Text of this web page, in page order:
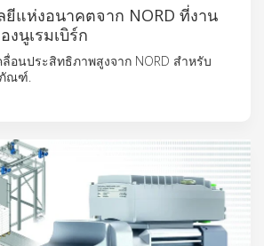
ยีแห่งอนาคตจาก NORD ที่งาน
งนูเรมเบิร์ก
อนประสิทธิภาพสูงจาก NORD สำหรับ
ภัณฑ์.